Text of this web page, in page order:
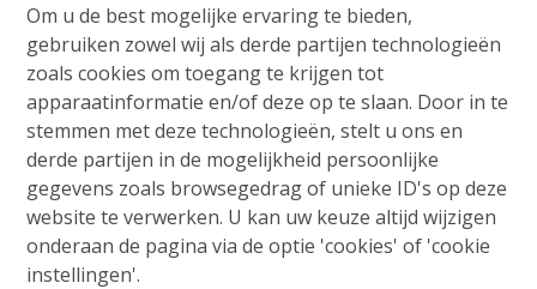
Om u de best mogelijke ervaring te bieden,
gebruiken zowel wij als derde partijen technologieën
zoals cookies om toegang te krijgen tot
apparaatinformatie en/of deze op te slaan. Door in te
stemmen met deze technologieën, stelt u ons en
derde partijen in de mogelijkheid persoonlijke
gegevens zoals browsegedrag of unieke ID's op deze
website te verwerken. U kan uw keuze altijd wijzigen
onderaan de pagina via de optie 'cookies' of 'cookie
instellingen'.
Te koop Te huur